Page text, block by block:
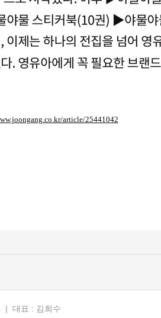
article/25441042
| 대표 : 김희수